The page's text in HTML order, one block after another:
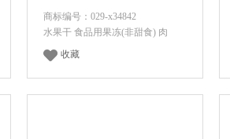
商标编号：029-x34842
水果干 食品用果冻(非甜食) 肉
收藏